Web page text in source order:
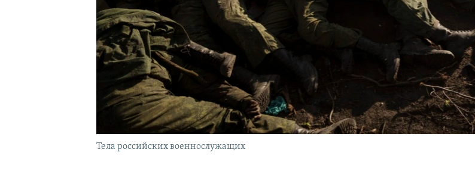
Тела российских военнослужащих